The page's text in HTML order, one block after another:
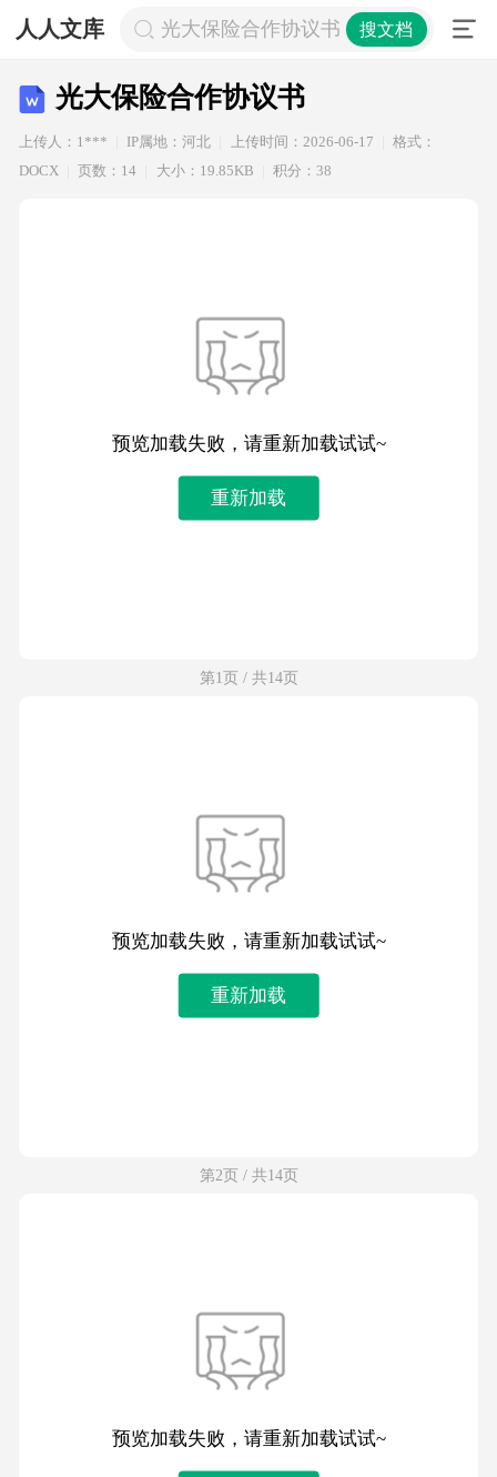
人人文库 光大保险合作协议书 搜文档
光大保险合作协议书
上传人：1*** IP属地：河北 上传时间：2026-06-17
格式：
DOCX
页数：14 大小：19.85KB 积分：38
预览加载失败，请重新加载试试~
重新加载
第1页 / 共14页
预览加载失败，请重新加载试试~
重新加载
第2页 / 共14页
预览加载失败，请重新加载试试~